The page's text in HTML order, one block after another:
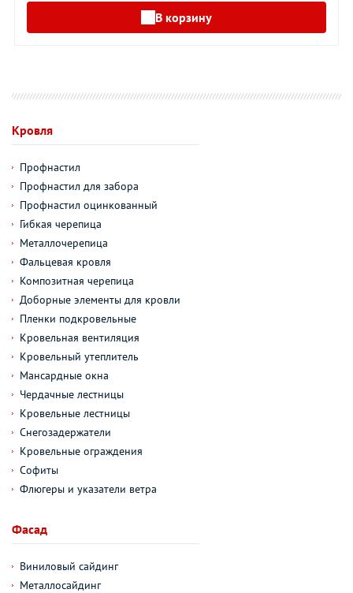
В корзину
Кровля
Профнастил
Профнастил для забора
Профнастил оцинкованный
Гибкая черепица
Металлочерепица
Фальцевая кровля
Композитная черепица
Доборные элементы для кровли
Пленки подкровельные
Кровельная вентиляция
Кровельный утеплитель
Мансардные окна
Чердачные лестницы
Кровельные лестницы
Снегозадержатели
Кровельные ограждения
Софиты
Флюгеры и указатели ветра
Фасад
Виниловый сайдинг
Металлосайдинг